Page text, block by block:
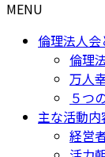
MENU
倫理法人会
倫理
万人
５つ
主な活動内
経営